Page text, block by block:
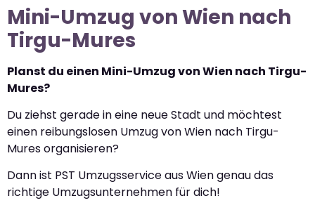
Mini-Umzug von Wien nach
Tirgu-Mures
Planst du einen Mini-Umzug von Wien nach Tirgu-
Mures?
Du ziehst gerade in eine neue Stadt und möchtest
einen reibungslosen Umzug von Wien nach Tirgu-
Mures organisieren?
Dann ist PST Umzugsservice aus Wien genau das
richtige Umzugsunternehmen für dich!